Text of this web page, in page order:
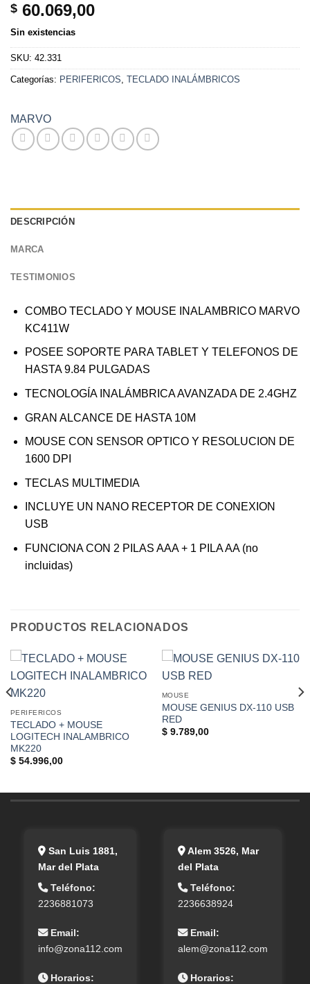
$ 60.069,00
Sin existencias
SKU: 42.331
Categorías: PERIFERICOS TECLADO INALÁMBRICOS
MARVO
DESCRIPCIÓN
MARCA
TESTIMONIOS
COMBO TECLADO Y MOUSE INALAMBRICO MARVO
KC411W
POSEE SOPORTE PARA TABLET Y TELEFONOS DE
HASTA 9.84 PULGADAS
TECNOLOGÍA INALÁMBRICA AVANZADA DE 2.4GHZ
GRAN ALCANCE DE HASTA 10M
MOUSE CON SENSOR OPTICO Y RESOLUCION DE
1600 DPI
TECLAS MULTIMEDIA
INCLUYE UN NANO RECEPTOR DE CONEXION
USB
FUNCIONA CON 2 PILAS AAA + 1 PILA AA (no
incluidas)
PRODUCTOS RELACIONADOS
PERIFERICOS
TECLADO + MOUSE
LOGITECH INALAMBRICO
MK220
$54.996,00
MOUSE
MOUSE GENIUS DX-110 USB
RED
$9.789,00
San Luis 1881,
Mar del Plata
Teléfono:
2236881073
Email:
info@zona112.com
Horarios:
Alem 3526, Mar
del Plata
Teléfono:
2236638924
Email:
alem@zona112.com
Horarios: